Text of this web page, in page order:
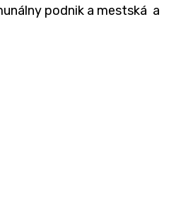
podnik a mestská a